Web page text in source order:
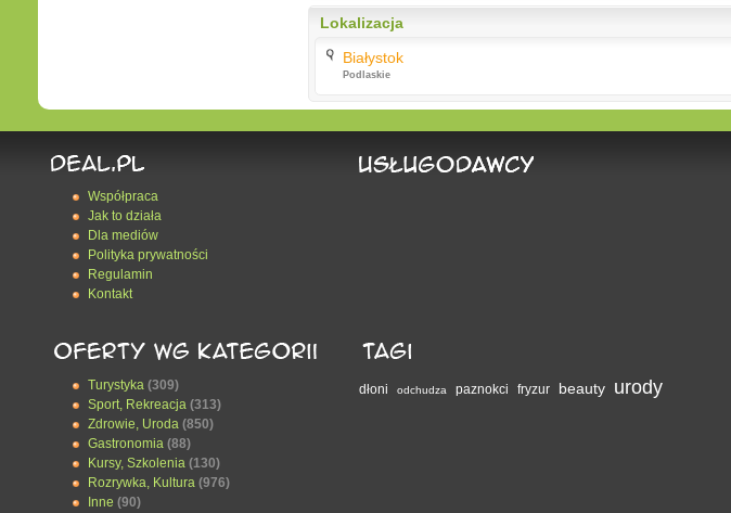
Lokalizacja
Białystok
Podlaskie
Współpraca
Jak to działa
Dla mediów
Polityka prywatności
Regulamin
Kontakt
Turystyka (309)
Sport, Rekreacja (313)
Zdrowie, Uroda (850)
Gastronomia (88)
Kursy, Szkolenia (130)
Rozrywka, Kultura (976)
Inne (90)
dłoni odchudza paznokci fryzur beauty urody